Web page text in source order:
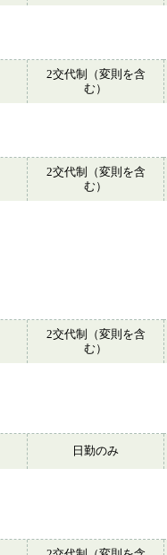
2交代制（変則を含
む）
2交代制（変則を含
む）
2交代制（変則を含
む）
日勤のみ